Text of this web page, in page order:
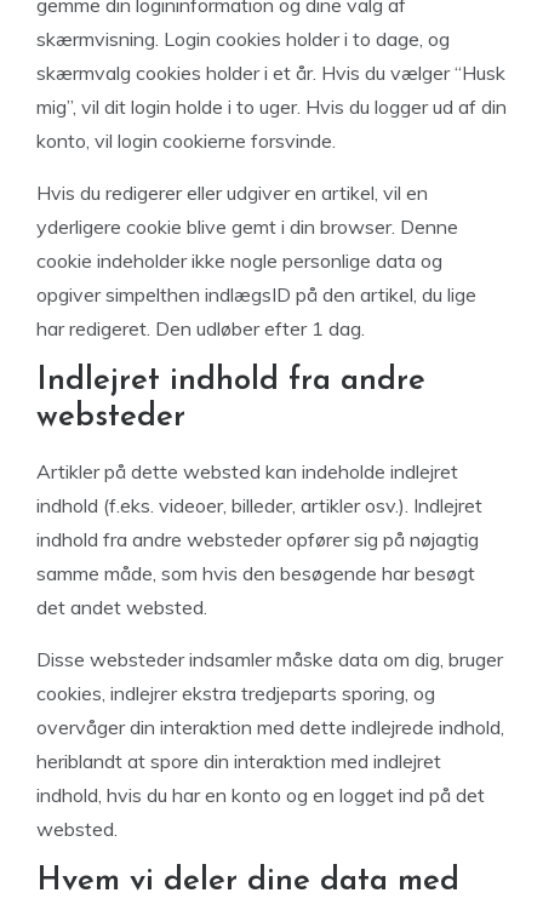
gemme din logininformation og dine valg af
skærmvisning. Login cookies holder i to dage, og
skærmvalg cookies holder i et år. Hvis du vælger “Husk
mig”, vil dit login holde i to uger. Hvis du logger ud af din
konto, vil login cookierne forsvinde.
Hvis du redigerer eller udgiver en artikel, vil en
yderligere cookie blive gemt i din browser. Denne
cookie indeholder ikke nogle personlige data og
opgiver simpelthen indlægsID på den artikel, du lige
har redigeret. Den udløber efter 1 dag.
Indlejret indhold fra andre
websteder
Artikler på dette websted kan indeholde indlejret
indhold (f.eks. videoer, billeder, artikler osv.). Indlejret
indhold fra andre websteder opfører sig på nøjagtig
samme måde, som hvis den besøgende har besøgt
det andet websted.
Disse websteder indsamler måske data om dig, bruger
cookies, indlejrer ekstra tredjeparts sporing, og
overvåger din interaktion med dette indlejrede indhold,
heriblandt at spore din interaktion med indlejret
indhold, hvis du har en konto og en logget ind på det
websted.
Hvem vi deler dine data med